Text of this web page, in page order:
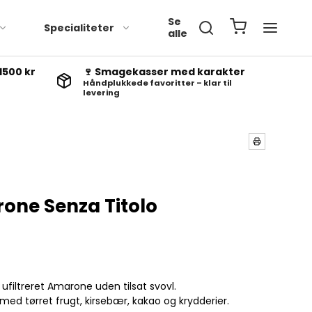
Specialiteter
Se
alle
kr 🍷 Smagekasser med karakter
Håndplukkede favoritter – klar til
levering
Senza Titolo
Amarone uden tilsat svovl.
tørret frugt, kirsebær, kakao og krydderier.